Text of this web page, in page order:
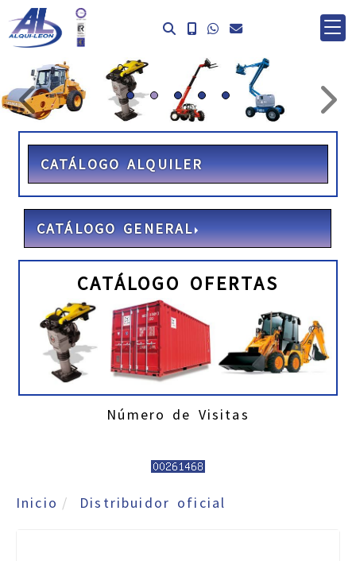
prev
CATÁLOGO ALQUILER
CATÁLOGO GENERAL
CATÁLOGO OFERTAS
Número de Visitas
Inicio Distribuidor oficial